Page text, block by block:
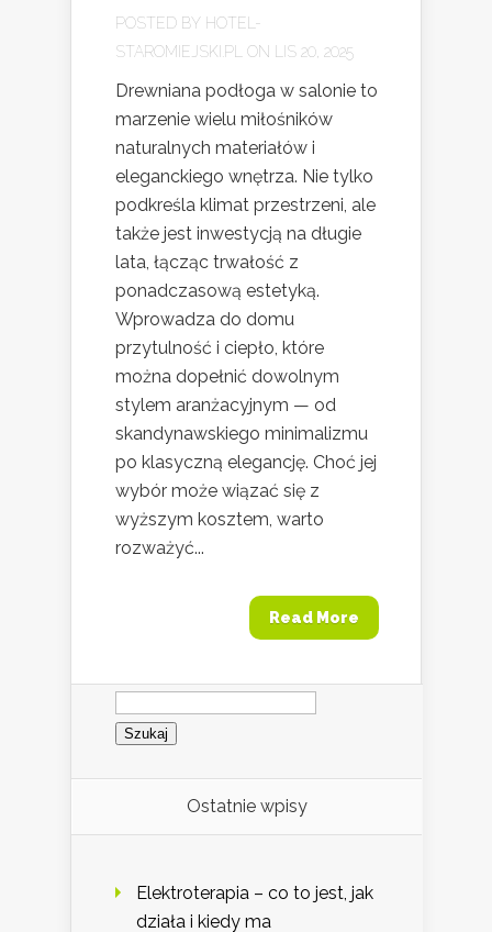
POSTED BY HOTEL-
STAROMIEJSKI.PL
ON LIS 20, 2025
Drewniana podłoga w salonie to
marzenie wielu miłośników
naturalnych materiałów i
eleganckiego wnętrza. Nie tylko
podkreśla klimat przestrzeni, ale
także jest inwestycją na długie
lata, łącząc trwałość z
ponadczasową estetyką.
Wprowadza do domu
przytulność i ciepło, które
można dopełnić dowolnym
stylem aranżacyjnym — od
skandynawskiego minimalizmu
po klasyczną elegancję. Choć jej
wybór może wiązać się z
wyższym kosztem, warto
rozważyć...
Read More
Szukaj:
Ostatnie wpisy
Elektroterapia – co to jest, jak
działa i kiedy ma